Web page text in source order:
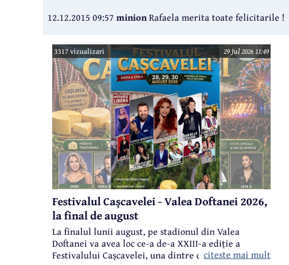
12.12.2015 09:57 minionRafaela merita toate felicitarile !
3317 vizualizari 29 Jul 2026 11:49
Festivalul Cașcavelei - Valea Doftanei 2026,
la final de august
La finalul lunii august, pe stadionul din Valea
Doftanei va avea loc ce-a de-a XXIII-a ediție a
Festivalului Cașcavelei, una dintre cele mai iubite și
citeste mai mult